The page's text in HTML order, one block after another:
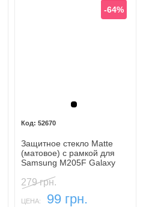
Черный
-64%
52670
Защитное стекло Matte
(матовое) с рамкой для
Samsung M205F Galaxy
279 грн.
ЦЕНА: 99 грн.